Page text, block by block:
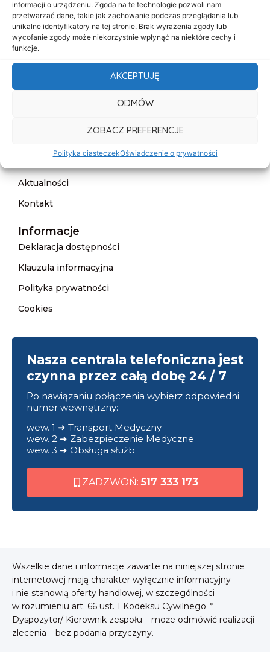
informacji o urządzeniu. Zgoda na te technologie pozwoli nam
przetwarzać dane, takie jak zachowanie podczas przeglądania lub
unikalne identyfikatory na tej stronie. Brak wyrażenia zgody lub
wycofanie zgody może niekorzystnie wpłynąć na niektóre cechy i
funkcje.
AKCEPTUJĘ
ODMÓW
ZOBACZ PREFERENCJE
Polityka ciasteczekOświadczenie o prywatności
al. Marsz. Józefa Piłsudskiego 143
92-301 Łódź
+48 517-333-173
biuro@dasmed.pl
Aktualności
Kontakt
Informacje
Deklaracja dostępności
Klauzula informacyjna
Polityka prywatności
Cookies
Nasza centrala telefoniczna jest
czynna przez całą dobę 24 / 7
Po nawiązaniu połączenia wybierz odpowiedni
numer wewnętrzny:
wew. 1 ➜ Transport Medyczny
wew. 2 ➜ Zabezpieczenie Medyczne
wew. 3 ➜ Obsługa służb
ZADZWOŃ: 517 333 173
Wszelkie dane i informacje zawarte na niniejszej stronie
internetowej mają charakter wyłącznie informacyjny
i nie stanowią oferty handlowej, w szczególności
w rozumieniu art. 66 ust. 1 Kodeksu Cywilnego. *
Dyspozytor/ Kierownik zespołu – może odmówić realizacji
zlecenia – bez podania przyczyny.